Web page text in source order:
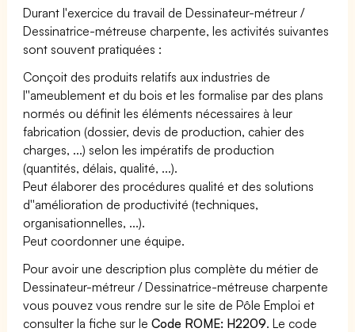
Durant l'exercice du travail de Dessinateur-métreur /
Dessinatrice-métreuse charpente, les activités suivantes
sont souvent pratiquées :
Conçoit des produits relatifs aux industries de
l''ameublement et du bois et les formalise par des plans
normés ou définit les éléments nécessaires à leur
fabrication (dossier, devis de production, cahier des
charges, ...) selon les impératifs de production
(quantités, délais, qualité, ...).
Peut élaborer des procédures qualité et des solutions
d''amélioration de productivité (techniques,
organisationnelles, ...).
Peut coordonner une équipe.
Pour avoir une description plus complète du métier de
Dessinateur-métreur / Dessinatrice-métreuse charpente
vous pouvez vous rendre sur le site de Pôle Emploi et
consulter la fiche sur leCode ROME: H2209. Le code